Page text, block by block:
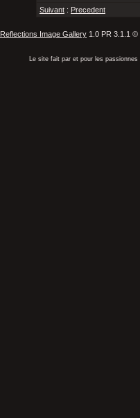
Suivant : Precedent
Reflections Image Gallery 1.0 PR 3.1.1
Le site fait par et pour les